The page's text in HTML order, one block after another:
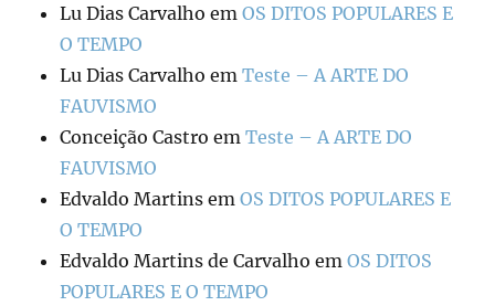
Lu Dias Carvalho emOS DITOS POPULARES E
O TEMPO
Lu Dias Carvalho emTeste – A ARTE DO
FAUVISMO
Conceição Castro emTeste – A ARTE DO
FAUVISMO
Edvaldo Martins emOS DITOS POPULARES E
O TEMPO
Edvaldo Martins de Carvalho emOS DITOS
POPULARES E O TEMPO